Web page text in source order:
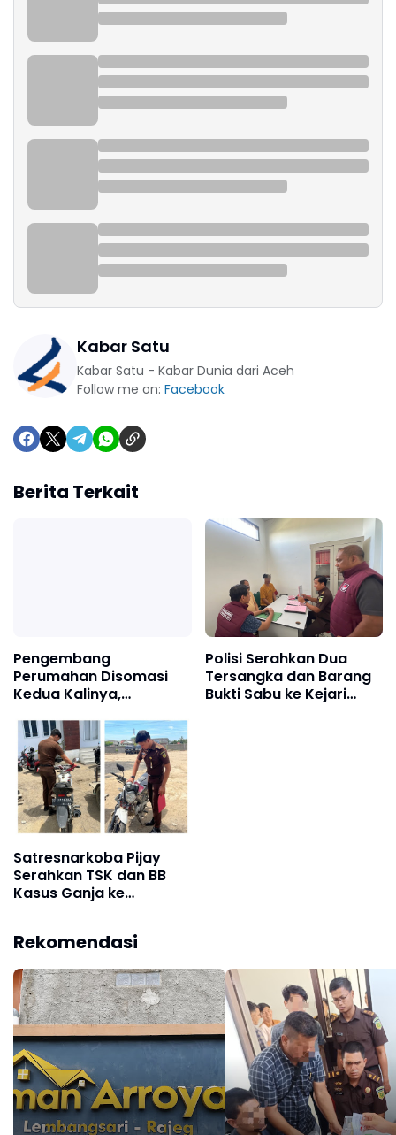
Kabar Satu
Kabar Satu - Kabar Dunia dari Aceh
Follow me on: Facebook
Berita Terkait
Pengembang
Perumahan Disomasi
Kedua Kalinya,
Pengembalian Dana
Rp186 Juta
Polisi Serahkan Dua
Tersangka dan Barang
Bukti Sabu ke Kejari
Satresnarkoba Pijay
Serahkan TSK dan BB
Kasus Ganja ke
Rekomendasi